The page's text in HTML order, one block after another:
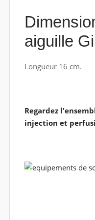
aiguille
Longueur 16 cm.
Regardez
injection et